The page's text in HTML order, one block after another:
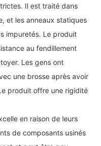
Il est traité dans
et les anneaux statiques
impuretés. Le produit
au fendillement
Les gens ont
une brosse après avoir
produit offre une rigidité
en raison de leurs
de composants usinés